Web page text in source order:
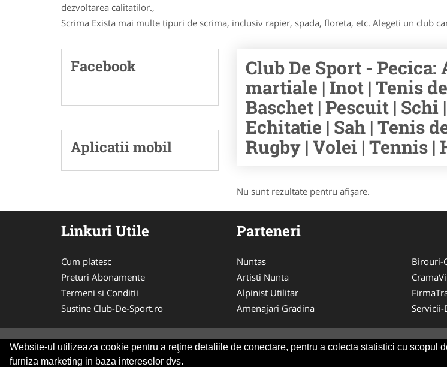
Website-ul utilizeaza cookie pentru a reţine detaliile de conectare, pentru a colecta statistici cu scopul
furniza marketing in baza intereselor dvs.
dezvoltarea calitatilor.,
Scrima Exista mai multe tipuri de scrima, inclusiv rapier, spada, floreta, etc. Alegeti un club
Facebook
Aplicatii mobil
Club De Sport -
martiale | Inot | Tenis
Baschet | Pescuit |
Echitatie | Sah | Tenis
Rugby | Volei | Tennis |
Nu sunt rezultate pentru afişare.
Linkuri Utile
Cum platesc
Preturi Abonamente
Termeni si Conditii
Sustine Club-De-Sport.ro
Parteneri
Nuntas
Artisti Nunta
Alpinist Utilitar
Amenajari Gradina
Birouri-
Servicii-
© 2014-2026ANPC SOL